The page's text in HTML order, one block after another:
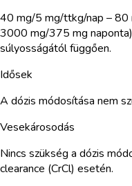
40 mg/5 mg/ttkg/nap –
3000 mg/375 mg
súlyosságától függően.
Idősek
A dózis módosítása nem
Vesekárosodás
Nincs szükség a dózis
clearance (CrCl) esetén.